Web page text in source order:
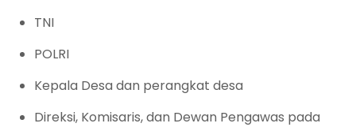
TNI
POLRI
Kepala Desa dan perangkat desa
Direksi, Komisaris, dan Dewan Pengawas pada